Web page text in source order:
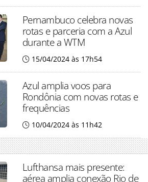
Pernambuco celebra novas
rotas e parceria com a Azul
durante a WTM
15/04/2024 às 17h54
Azul amplia voos para
Rondônia com novas rotas e
frequências
10/04/2024 às 11h42
Lufthansa mais presente:
aérea amplia conexão Rio de